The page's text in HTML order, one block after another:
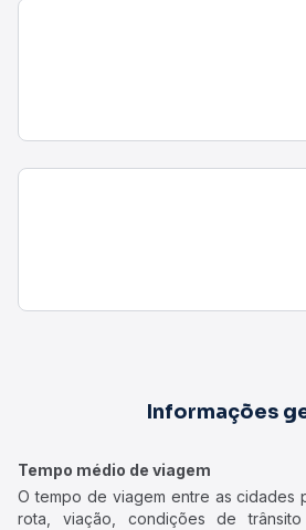
Informações
Tempo médio de viagem
O tempo de viagem entre as cidades
rota, viação, condições de